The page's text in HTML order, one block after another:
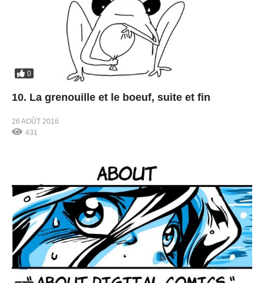
0
10. La grenouille et le boeuf, suite et fin
26 AOÛT 2016
431